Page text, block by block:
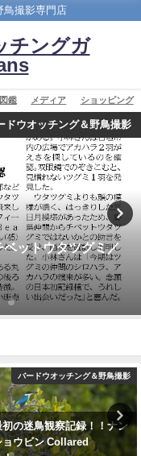
鳥撮影専門店
チングガ
図鑑 メディア ショッピング
ドウオッチング＆野鳥撮影
ットウタツグミ／
バードウオッチング＆野鳥撮影
初の迷鳥観察記録！！ナン
ョウビン Collared